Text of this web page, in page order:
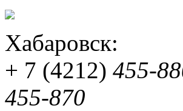
Хабаровск:
+ 7 (4212) 455-
455-870